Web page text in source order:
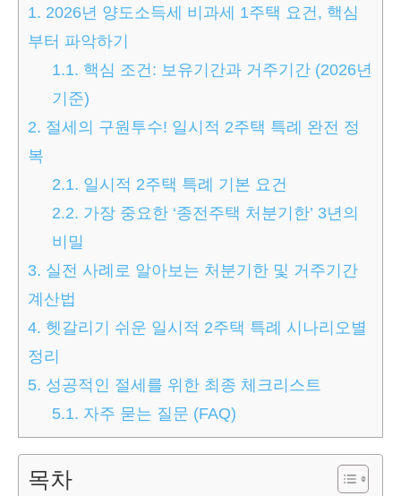
1. 2026년 양도소득세 비과세 1주택 요건, 핵심
부터 파악하기
1.1. 핵심 조건: 보유기간과 거주기간 (2026년
기준)
2. 절세의 구원투수! 일시적 2주택 특례 완전 정
복
2.1. 일시적 2주택 특례 기본 요건
2.2. 가장 중요한 ‘종전주택 처분기한’ 3년의
비밀
3. 실전 사례로 알아보는 처분기한 및 거주기간
계산법
4. 헷갈리기 쉬운 일시적 2주택 특례 시나리오별
정리
5. 성공적인 절세를 위한 최종 체크리스트
5.1. 자주 묻는 질문 (FAQ)
목차